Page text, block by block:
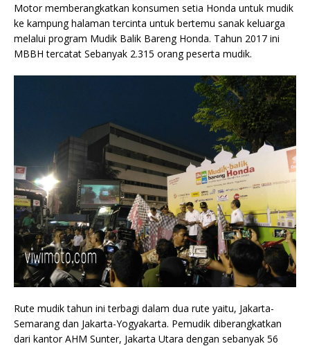
Motor memberangkatkan konsumen setia Honda untuk mudik
ke kampung halaman tercinta untuk bertemu sanak keluarga
melalui program Mudik Balik Bareng Honda. Tahun 2017 ini
MBBH tercatat Sebanyak 2.315 orang peserta mudik.
Rute mudik tahun ini terbagi dalam dua rute yaitu, Jakarta-
Semarang dan Jakarta-Yogyakarta. Pemudik diberangkatkan
dari kantor AHM Sunter, Jakarta Utara dengan sebanyak 56